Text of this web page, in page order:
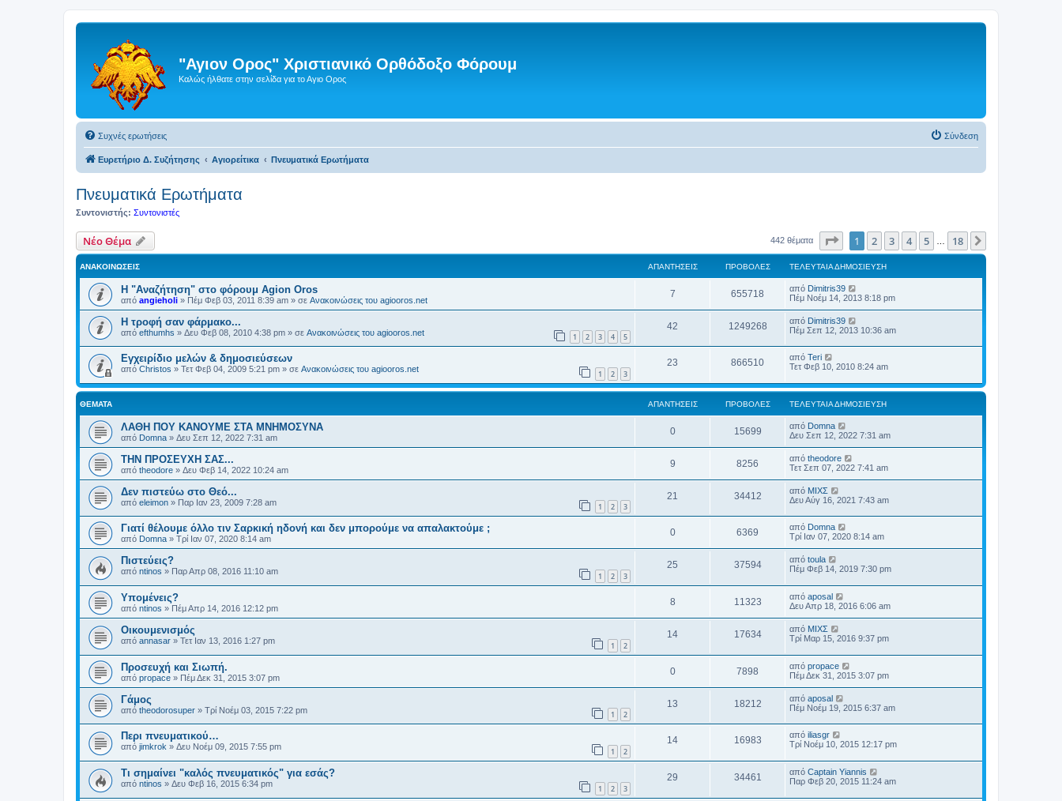
"Αγιον Ορος" Χριστιανικό Ορθόδοξο Φόρουμ
Καλώς ήλθατε στην σελίδα για το Αγιο Ορος
Συχνές ερωτήσεις Σύνδεση
Ευρετήριο Δ. Συζήτησης Αγιορείτικα Πνευματικά Ερωτήματα
Πνευματικά Ερωτήματα
Συντονιστής: Συντονιστές
Νέο Θέμα 442 θέματα Σελίδα1 από 18
1 2 3 4 5 18
ΑΝΑΚΟΙΝΏΣΕΙΣ ΑΠΑΝΤΉΣΕΙΣ ΠΡΟΒΟΛΈΣ ΤΕΛΕΥΤΑΊΑ ΔΗΜΟΣΊΕΥΣΗ
Η "Αναζήτηση" στο φόρουμ Agion Oros
από angieholi » Πέμ Φεβ 03, 2011 8:39 am » σε Ανακοινώσεις του agiooros.net
7 655718 από Dimitris39
Πέμ Νοέμ 14, 2013 8:18 pm
H τροφή σαν φάρμακο...
από efthumhs » Δευ Φεβ 08, 2010 4:38 pm » σε Ανακοινώσεις του agiooros.net 1 2 3 4 5
42 1249268 από Dimitris39
Πέμ Σεπ 12, 2013 10:36 am
Εγχειρίδιο μελών & δημοσιεύσεων
από Christos » Τετ Φεβ 04, 2009 5:21 pm » σε Ανακοινώσεις του agiooros.net 1 2 3
23 866510 από Teri
Τετ Φεβ 10, 2010 8:24 am
ΘΈΜΑΤΑ ΑΠΑΝΤΉΣΕΙΣ ΠΡΟΒΟΛΈΣ ΤΕΛΕΥΤΑΊΑ ΔΗΜΟΣΊΕΥΣΗ
ΛΑΘΗ ΠΟΥ ΚΑΝΟΥΜΕ ΣΤΑ ΜΝΗΜΟΣΥΝΑ
από Domna » Δευ Σεπ 12, 2022 7:31 am
0 15699 από Domna
Δευ Σεπ 12, 2022 7:31 am
ΤΗΝ ΠΡΟΣΕΥΧΗ ΣΑΣ...
από theodore » Δευ Φεβ 14, 2022 10:24 am
9 8256 από theodore
Τετ Σεπ 07, 2022 7:41 am
Δεν πιστεύω στο Θεό...
από eleimon » Παρ Ιαν 23, 2009 7:28 am 1 2 3
21 34412 από ΜΙΧΣ
Δευ Αύγ 16, 2021 7:43 am
Γιατί θέλουμε όλλο τιν Σαρκική ηδονή και δεν μπορούμε να απαλακτούμε ;
από Domna » Τρί Ιαν 07, 2020 8:14 am
0 6369 από Domna
Τρί Ιαν 07, 2020 8:14 am
Πιστεύεις?
από ntinos » Παρ Απρ 08, 2016 11:10 am 1 2 3
25 37594 από toula
Πέμ Φεβ 14, 2019 7:30 pm
Υπομένεις?
από ntinos » Πέμ Απρ 14, 2016 12:12 pm
8 11323 από aposal
Δευ Απρ 18, 2016 6:06 am
Οικουμενισμός
από annasar » Τετ Ιαν 13, 2016 1:27 pm 1 2
14 17634 από ΜΙΧΣ
Τρί Μαρ 15, 2016 9:37 pm
Προσευχή και Σιωπή.
από propace » Πέμ Δεκ 31, 2015 3:07 pm
0 7898 από propace
Πέμ Δεκ 31, 2015 3:07 pm
Γάμος
από theodorosuper » Τρί Νοέμ 03, 2015 7:22 pm 1 2
13 18212 από aposal
Πέμ Νοέμ 19, 2015 6:37 am
Περι πνευματικού…
από jimkrok » Δευ Νοέμ 09, 2015 7:55 pm 1 2
14 16983 από iliasgr
Τρί Νοέμ 10, 2015 12:17 pm
Τι σημαίνει "καλός πνευματικός" για εσάς?
από ntinos » Δευ Φεβ 16, 2015 6:34 pm 1 2 3
29 34461 από Captain Yiannis
Παρ Φεβ 20, 2015 11:24 am